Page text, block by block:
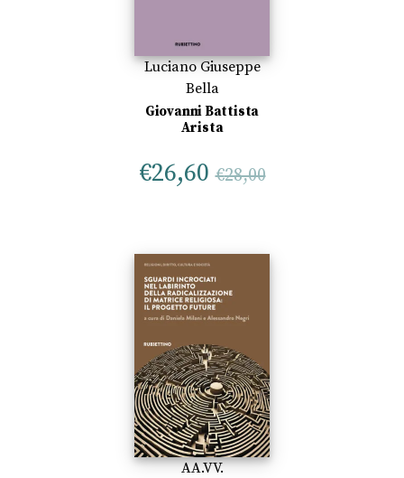
Luciano Giuseppe
Bella
Giovanni Battista
Arista
€26,60 €28,00
AA.VV.